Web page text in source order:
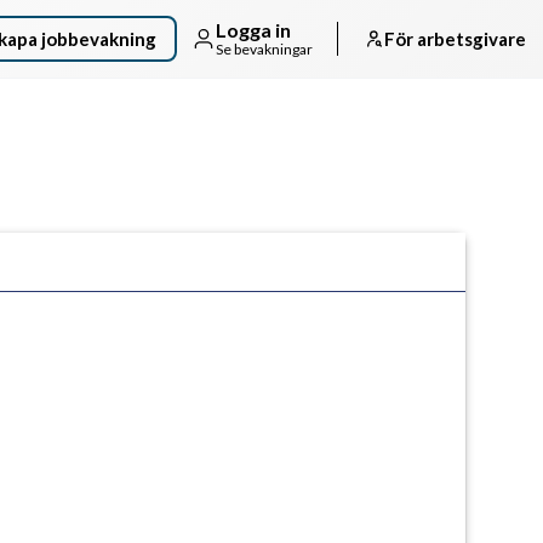
jobbevakning Logga in
Se bevakningar För arbetsgivare